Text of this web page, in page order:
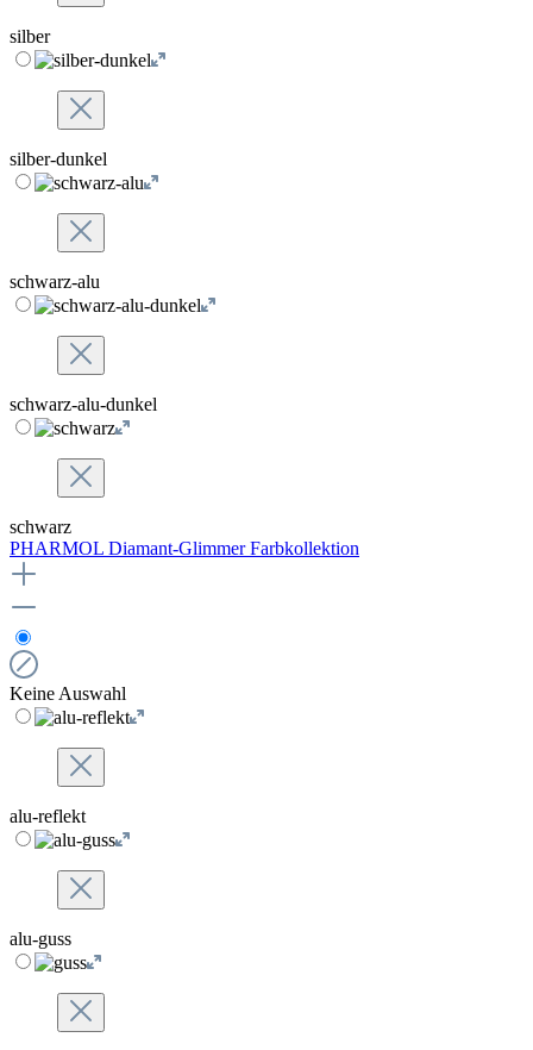
silber
silber-dunkel
schwarz-alu
schwarz-alu-dunkel
schwarz
PHARMOL Diamant-Glimmer Farbkollektion
Keine Auswahl
alu-reflekt
alu-guss